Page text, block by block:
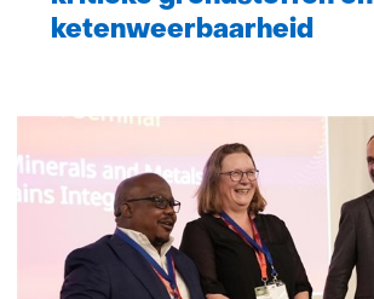
ketenweerbaarheid